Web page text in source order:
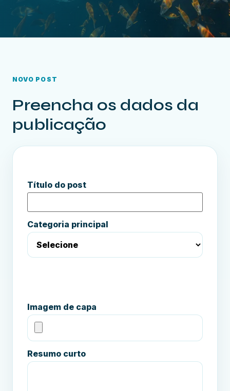
NOVO POST
Preencha os dados da
publicação
Título do post
Categoria principal
Imagem de capa
Resumo curto